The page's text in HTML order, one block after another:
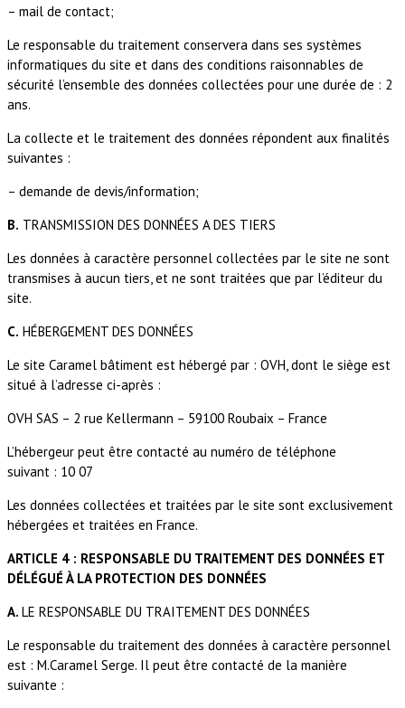
– mail de contact;
Le responsable du traitement conservera dans ses systèmes
informatiques du site et dans des conditions raisonnables de
sécurité l’ensemble des données collectées pour une durée de : 2
ans.
La collecte et le traitement des données répondent aux finalités
suivantes :
– demande de devis/information;
B. TRANSMISSION DES DONNÉES A DES TIERS
Les données à caractère personnel collectées par le site ne sont
transmises à aucun tiers, et ne sont traitées que par l’éditeur du
site.
C. HÉBERGEMENT DES DONNÉES
Le site Caramel bâtiment est hébergé par : OVH , dont le siège est
situé à l’adresse ci-après :
OVH SAS – 2 rue Kellermann – 59100 Roubaix – France
L’hébergeur peut être contacté au numéro de téléphone
suivant : 10 07
Les données collectées et traitées par le site sont exclusivement
hébergées et traitées en France.
ARTICLE 4 : RESPONSABLE DU TRAITEMENT DES DONNÉES ET
DÉLÉGUÉ À LA PROTECTION DES DONNÉES
A. LE RESPONSABLE DU TRAITEMENT DES DONNÉES
Le responsable du traitement des données à caractère personnel
est : M.Caramel Serge. Il peut être contacté de la manière
suivante :